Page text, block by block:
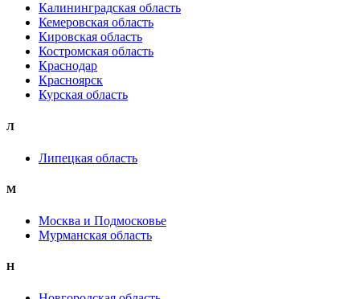
Калининградская область
Кемеровская область
Кировская область
Костромская область
Краснодар
Красноярск
Курская область
Л
Липецкая область
М
Москва и Подмосковье
Мурманская область
Н